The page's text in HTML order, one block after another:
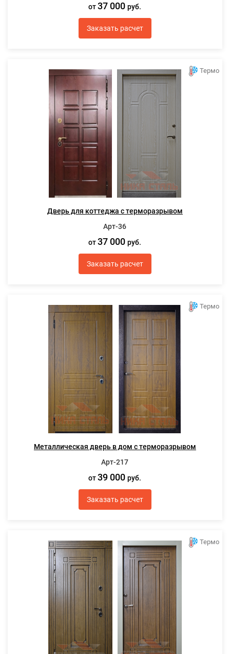
от37 000руб.
Заказать расчет
Термо
Дверь для коттеджа с терморазрывом
Арт-36
от37 000руб.
Заказать расчет
Термо
Металлическая дверь в дом с терморазрывом
Арт-217
от39 000руб.
Заказать расчет
Термо